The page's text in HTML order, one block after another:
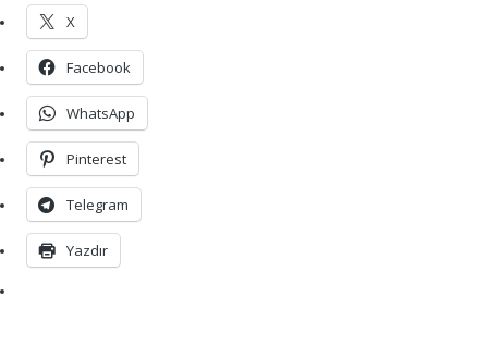
X
Facebook
WhatsApp
Pinterest
Telegram
Yazdır